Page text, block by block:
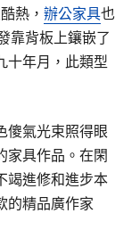
熱， 辦公家具也
靠背板上鑲嵌了
十年月，此類型
傻氣光束照得眼
家具作品。在閑
竭進修和進步本
的精品廣作家